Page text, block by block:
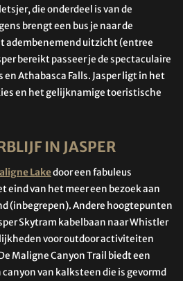
die onderdeel is van de
brengt een bus je naar de
adembenemend uitzicht (entree
bereikt passeer je de spectaculaire
Athabasca Falls. Jasper ligt in het
en het gelijknamige toeristische
IN JASPER
Lakedoor een fabuleus
eind van het meer een bezoek aan
(inbegrepen). Andere hoogtepunten
Skytram kabelbaan naar Whistler
voor outdoor activiteiten
Maligne Canyon Trail biedt een
van kalksteen die is gevormd